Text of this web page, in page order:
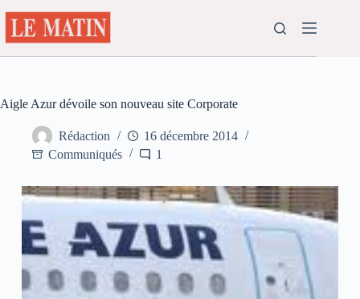
au
contenu
Aigle Azur dévoile son nouveau site Corporate
Rédaction
16 décembre 2014
Communiqués
1